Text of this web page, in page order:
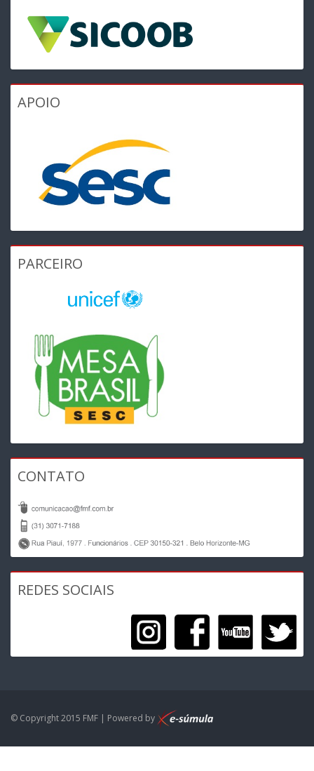
APOIO
PARCEIRO
CONTATO
REDES SOCIAIS
© Copyright 2015 FMF | Powered by